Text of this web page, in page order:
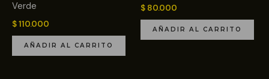
Verde
$110.000
AÑADIR AL CARRITO
$ 80.000
AÑADIR AL CARRITO